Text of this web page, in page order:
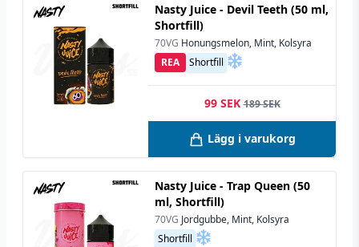
Nasty Juice - Devil Teeth (50 ml,
Shortfill)
70VG Honungsmelon, Mint, Kolsyra
Shortfill
REA
99 SEK 189 SEK
Lägg i varukorg
Nasty Juice - Trap Queen (50
ml, Shortfill)
70VG Jordgubbe, Mint, Kolsyra
Shortfill